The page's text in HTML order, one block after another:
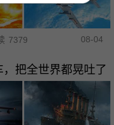
7379 08-04
把全世界都晃吐了